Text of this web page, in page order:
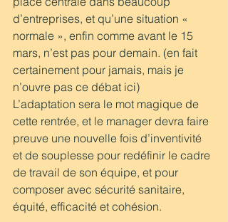
d’entreprises, et qu’une situation «
normale », enfin comme avant le 15
mars, n’est pas pour demain. (en fait
certainement pour jamais, mais je
n’ouvre pas ce débat ici)
L’adaptation sera le mot magique de
cette rentrée, et le manager devra faire
preuve une nouvelle fois d’inventivité
et de souplesse pour redéfinir le cadre
de travail de son équipe, et pour
composer avec sécurité sanitaire,
équité, efficacité et cohésion.